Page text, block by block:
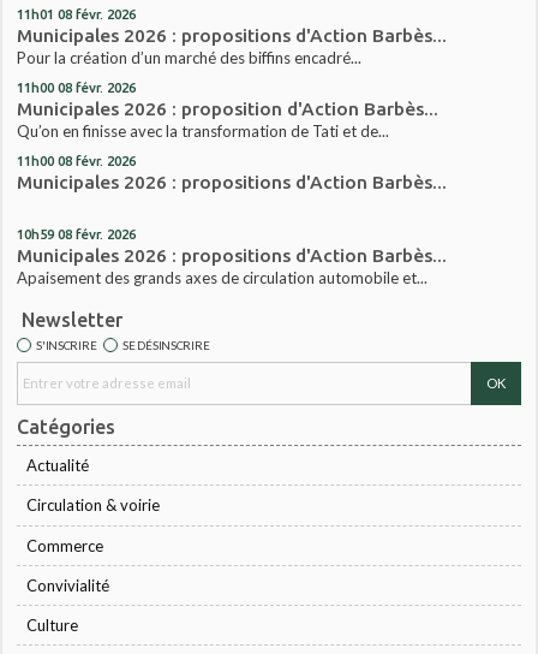
11h01 08 févr. 2026
Municipales 2026 : propositions d'Action Barbès...
Pour la création d’un marché des biffins encadré...
11h00 08 févr. 2026
Municipales 2026 : proposition d'Action Barbès...
Qu’on en finisse avec la transformation de Tati et de...
11h00 08 févr. 2026
Municipales 2026 : propositions d'Action Barbès...
10h59 08 févr. 2026
Municipales 2026 : propositions d'Action Barbès...
Apaisement des grands axes de circulation automobile et...
Newsletter
S'INSCRIRE SE DÉSINSCRIRE
Catégories
Actualité
Circulation & voirie
Commerce
Convivialité
Culture